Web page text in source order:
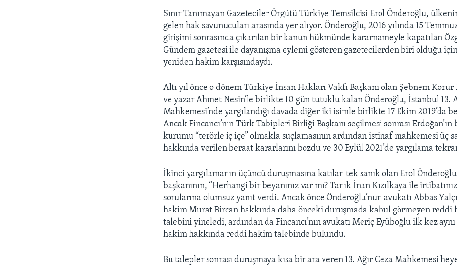
Sınır Tanımayan Gazeteciler Örgütü Türkiye Temsilcisi Erol Önderoğlu,
gelen hak savunucuları arasında yer alıyor. Önderoğlu, 2016 yılında 15
girişimi sonrasında çıkarılan bir kanun hükmünde kararnameyle kapatılan
Gündem gazetesi ile dayanışma eylemi gösteren gazetecilerden biri olduğu
yeniden hakim karşısındaydı.
Altı yıl önce o dönem Türkiye İnsan Hakları Vakfı Başkanı olan Şebnem Korur
ve yazar Ahmet Nesin’le birlikte 10 gün tutuklu kalan Önderoğlu, İstanbul 13.
Mahkemesi’nde yargılandığı davada diğer iki isimle birlikte 17 Ekim 2019’da
Ancak Fincancı’nın Türk Tabipleri Birliği Başkanı seçilmesi sonrası Erdoğan’ın
kurumu “terörle iç içe” olmakla suçlamasının ardından istinaf mahkemesi üç
hakkında verilen beraat kararlarını bozdu ve 30 Eylül 2021’de yargılama
İkinci yargılamanın üçüncü duruşmasına katılan tek sanık olan Erol
başkanının, “Herhangi bir beyanınız var mı? Tanık İnan Kızılkaya ile irtibatınız
sorularına olumsuz yanıt verdi. Ancak önce Önderoğlu’nun avukatı Abbas
hakim Murat Bircan hakkında daha önceki duruşmada kabul görmeyen reddi
talebini yineledi, ardından da Fincancı’nın avukatı Meriç Eyüboğlu ilk kez aynı
hakim hakkında reddi hakim talebinde bulundu.
Bu talepler sonrası duruşmaya kısa bir ara veren 13. Ağır Ceza Mahkemesi